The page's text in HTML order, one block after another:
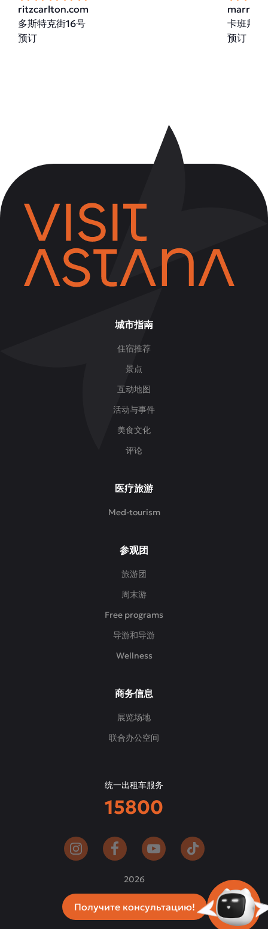
Получите консультацию!
ritzcarlton.com
多斯特克街16号
预订
卡班拜巴
预订
城市指南
住宿推荐
景点
互动地图
活动与事件
美食文化
评论
医疗旅游
Med-tourism
参观团
旅游团
周末游
Free programs
导游和导游
Wellness
商务信息
展览场地
联合办公空间
2026
统一出租车服务
15800